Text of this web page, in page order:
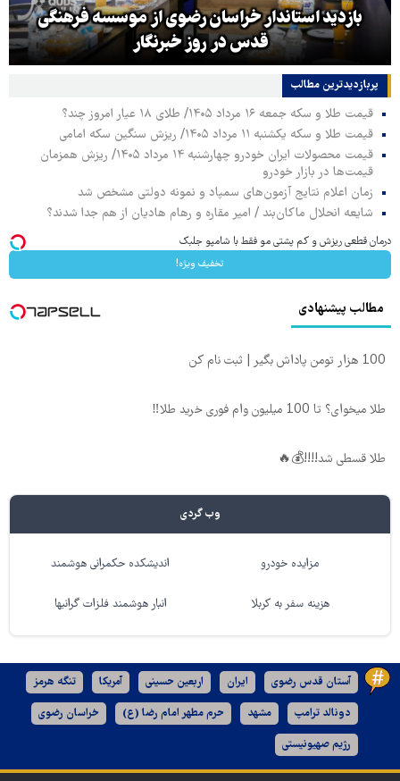
بازدید استاندار خراسان رضوی از موسسه فرهنگی
قدس در روز خبرنگار
پربازدیدترین‌ مطالب
قیمت طلا و سکه جمعه ۱۶ مرداد ۱۴۰۵/ طلای ۱۸ عیار امروز چند؟
قیمت طلا و سکه یکشنبه ۱۱ مرداد ۱۴۰۵/ ریزش سنگین سکه امامی
قیمت محصولات ایران خودرو چهارشنبه ۱۴ مرداد ۱۴۰۵/ ریزش همزمان
قیمت‌ها در بازار خودرو
زمان اعلام نتایج آزمون‌های سمپاد و نمونه دولتی مشخص شد
شایعه انحلال ماکان‌بند / امیر مقاره و رهام هادیان از هم جدا شدند؟
درمان قطعی ریزش و کم پشتی مو فقط با شامپو جلبک
تخفیف ویژه!
مطالب پیشنهادی
100 هزار تومن پاداش بگیر | ثبت نام کن
طلا میخوای؟ تا 100 میلیون وام فوری خرید طلا‼️
طلا قسطی شد!!!!💰🔥
وب گردی
مزایده خودرو اندیشکده حکمرانی هوشمند
هزینه سفر به کربلا انبار هوشمند فلزات گرانبها
آستان قدس رضوی ایران اربعین حسینی آمریکا تنگه هرمز
دونالد ترامپ مشهد حرم مطهر امام رضا (ع) خراسان رضوی
رژیم صهیونیستی